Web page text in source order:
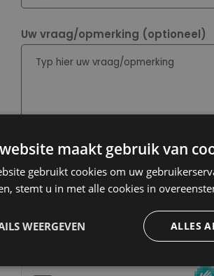
Uw vraag/opmerking (optioneel)
hCaptcha
maakt gebruik van
gebruikt cookies om uw
stemt u in met alle cookies in
ALLES
WEERGEVEN